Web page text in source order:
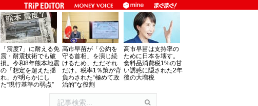
「震度7」に耐える免
震・耐震技術でも破
損。令和8年熊本地震
の「想定を超えた揺
れ」が明らかにし
た“現行基準の弱点”
高市早苗が「公約を
守る首相」を演じ続
けるため、ただそれ
だけ。税率1％策が背
負わされた“極めて政
治的”な役割
高市早苗は支持率の
ために日本を壊す。
食料品消費税1%の甘
い誘惑に隠された2年
後の大増税